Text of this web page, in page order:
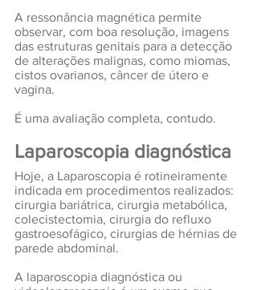
A ressonância magnética permite
observar, com boa resolução, imagens
das estruturas genitais para a detecção
de alterações malignas, como miomas,
cistos ovarianos, câncer de útero e
vagina.
É uma avaliação completa, contudo.
Laparoscopia diagnóstica
Hoje, a Laparoscopia é rotineiramente
indicada em procedimentos realizados:
cirurgia bariátrica, cirurgia metabólica,
colecistectomia, cirurgia do refluxo
gastroesofágico, cirurgias de hérnias de
parede abdominal.
A laparoscopia diagnóstica ou